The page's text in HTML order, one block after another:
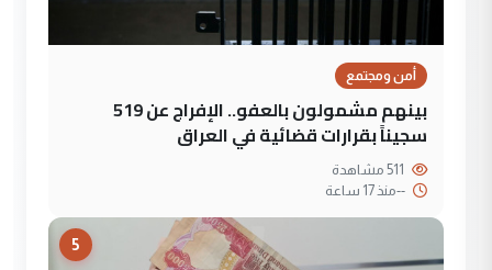
أمن ومجتمع
بينهم مشمولون بالعفو.. الإفراج عن 519
سجيناً بقرارات قضائية في العراق
--منذ 17 ساعة
5